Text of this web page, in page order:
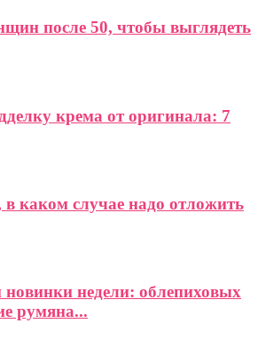
после 50, чтобы выглядеть
крема от оригинала: 7
в каком случае надо отложить
недели: облепиховых
румяна...